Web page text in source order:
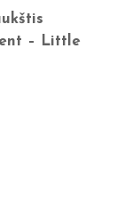
– Little